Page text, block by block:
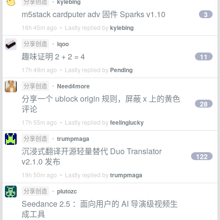
m5stack cardputer adv 固件 Sparks v1.10
16h 45m ago • Lastly replied bykylebing
3
分享创造 • iqoo
趣味证明 2 + 2 = 4
17h 49m ago • Lastly replied by Pending
11
分享创造 • Need4more
分享一个 ublock origin 规则，屏蔽 x 上的黄色
评论
17h 55m ago • Lastly replied byfeelinglucky
28
分享创造 • trumpmaga
沉浸式翻译开源轻量替代 Duo Translator
v2.1.0 发布
19h 50m ago • Lastly replied bytrumpmaga
122
分享创造 • plutozc
Seedance 2.5 ：面向用户的 AI 导演级视频生
成工具